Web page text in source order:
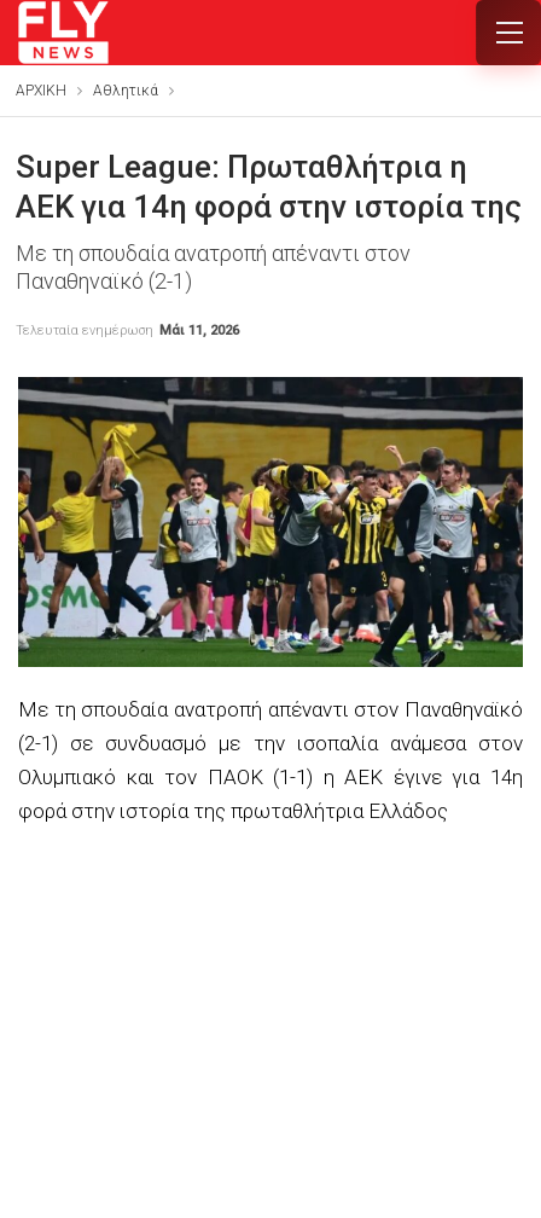
ΑΡΧΙΚΗ Αθλητικά
Super League: Πρωταθλήτρια η
ΑΕΚ για 14η φορά στην ιστορία της
Με τη σπουδαία ανατροπή απέναντι στον
Παναθηναϊκό (2-1)
Τελευταία ενημέρωση Μάι 11, 2026
Με τη σπουδαία ανατροπή απέναντι στον Παναθηναϊκό
(2-1) σε συνδυασμό με την ισοπαλία ανάμεσα στον
Ολυμπιακό και τον ΠΑΟΚ (1-1) η ΑΕΚ έγινε για 14η
φορά στην ιστορία της πρωταθλήτρια Ελλάδος